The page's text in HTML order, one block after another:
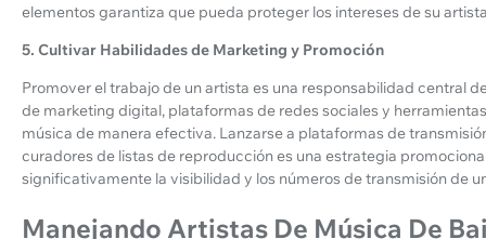
elementos garantiza que pueda proteger los intereses de su
5. Cultivar Habilidades de Marketing y Promoción
Promover el trabajo de un artista es una responsabilidad central
de marketing digital, plataformas de redes sociales y
música de manera efectiva. Lanzarse a plataformas de
curadores de listas de reproducción es una estrategia
significativamente la visibilidad y los números de transmisión de
Manejando Artistas De Música De